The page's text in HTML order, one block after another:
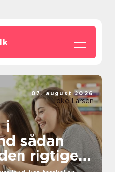
i
rigtige
07. august 2026
Toke Larsen